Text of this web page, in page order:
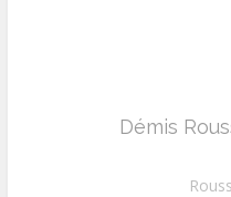
Démis